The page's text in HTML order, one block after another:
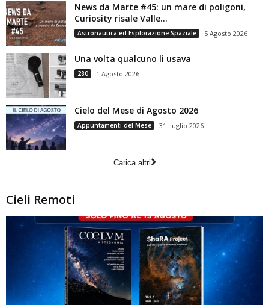
News da Marte #45: un mare di poligoni,
Curiosity risale Valle...
Astronautica ed Esplorazione Spaziale 5 Agosto 2026
Una volta qualcuno li usava
280 1 Agosto 2026
Cielo del Mese di Agosto 2026
Appuntamenti del Mese 31 Luglio 2026
Carica altri
Cieli Remoti